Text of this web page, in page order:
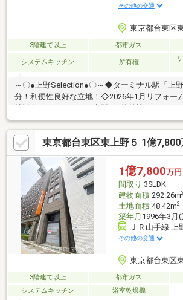
その他の交通
東京都台東区
3階建て以上 都市ガス
システムキッチン 所有権
～〇●上野Selection●〇～◆ターミナル駅「上
分！利便性良好な立地！◇2026年1月リフォー
帖以上のゆとりのある空間！♪物件詳細はアド
【0120-917-091】まで
イフプラン】本物件においての住宅ローンシミ
ちろん、本物件購入後１０～２０年後のライフ
見据えた長期的なライフプランシミュレーショ
東京都台東区東上野５ 1億
1億7,800万円
間取り 3SLDK
建物面積292.26m2
土地面積48.42m2
築年月 1996年3月
ＪＲ山手線 上
その他の交通
東京都台東区
3階建て以上 都市ガス
システムキッチン
浴室乾燥機